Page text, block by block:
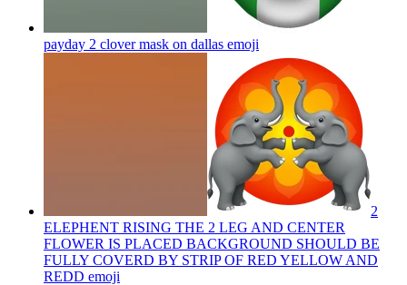
payday 2 clover mask on dallas emoji
2
ELEPHENT RISING THE 2 LEG AND CENTER
FLOWER IS PLACED BACKGROUND SHOULD BE
FULLY COVERD BY STRIP OF RED YELLOW AND
REDD emoji